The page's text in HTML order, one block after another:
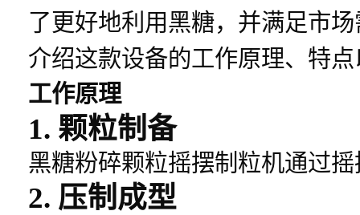
了更好地利用黑糖，并满足市
介绍这款设备的工作原理、特
工作原理
1. 颗粒制备
黑糖粉碎颗粒摇摆制粒机通过
2. 压制成型